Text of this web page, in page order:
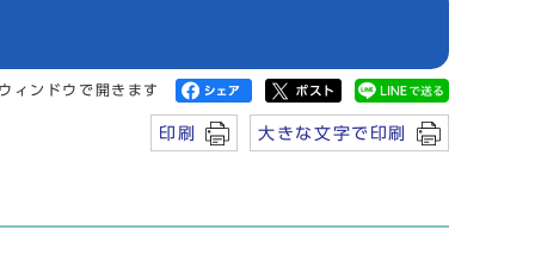
ィンドウで開きます
印刷 大きな文字で印刷